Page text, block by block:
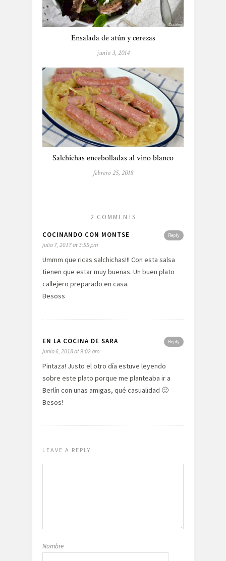
Ensalada de atún y cerezas
junio 3, 2014
Salchichas encebolladas al vino blanco
febrero 25, 2018
2 COMMENTS
Reply
COCINANDO CON MONTSE
julio 7, 2017 at 3:55 pm
Ummm que ricas salchichas!!! Con esta salsa
tienen que estar muy buenas. Un buen plato
callejero preparado en casa.
Besoss
Reply
EN LA COCINA DE SARA
junio 6, 2018 at 9:02 am
Pintaza! Justo el otro día estuve leyendo
sobre este plato porque me planteaba ir a
Berlín con unas amigas, qué casualidad 🙂
Besos!
LEAVE A REPLY
Nombre